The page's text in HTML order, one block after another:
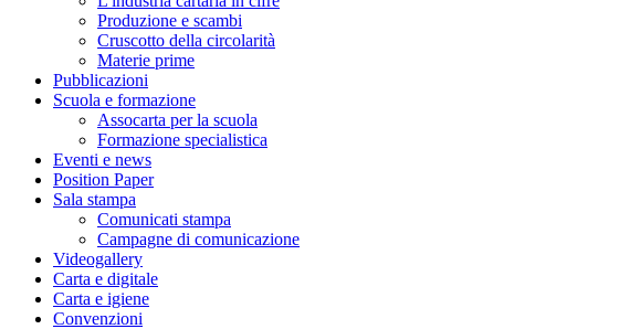
Produzione e scambi
Cruscotto della circolarità
Materie prime
Pubblicazioni
Scuola e formazione
Assocarta per la scuola
Formazione specialistica
Eventi e news
Position Paper
Sala stampa
Comunicati stampa
Campagne di comunicazione
Videogallery
Carta e digitale
Carta e igiene
Convenzioni